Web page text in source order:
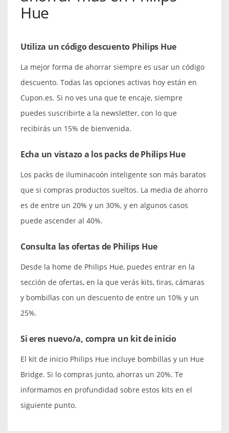
Hue
Utiliza un código descuento Philips Hue
La mejor forma de ahorrar siempre es usar un código
descuento. Todas las opciones activas hoy están en
Cupon.es. Si no ves una que te encaje, siempre
puedes suscribirte a la newsletter, con lo que
recibirás un 15% de bienvenida.
Echa un vistazo a los packs de Philips Hue
Los packs de iluminacoón inteligente son más baratos
que si compras productos sueltos. La media de ahorro
es de entre un 20% y un 30%, y en algunos casos
puede ascender al 40%.
Consulta las ofertas de Philips Hue
Desde la home de Philips Hue, puedes entrar en la
sección de ofertas, en la que verás kits, tiras, cámaras
y bombillas con un descuento de entre un 10% y un
25%.
Si eres nuevo/a, compra un kit de inicio
El kit de inicio Philips Hue incluye bombillas y un Hue
Bridge. Si lo compras junto, ahorras un 20%. Te
informamos en profundidad sobre estos kits en el
siguiente punto.